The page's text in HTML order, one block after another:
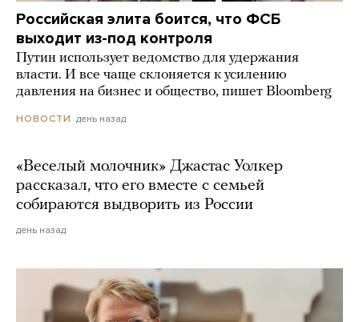
Российская элита боится, что ФСБ
выходит из-под контроля
Путин использует ведомство для удержания
власти. И все чаще склоняется к усилению
давления на бизнес и общество, пишет Bloomberg
НОВОСТИ день назад
«Веселый молочник» Джастас Уолкер
рассказал, что его вместе с семьей
собираются выдворить из России
день назад